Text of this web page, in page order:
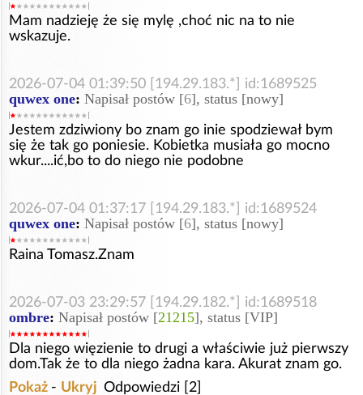
Mam nadzieję że się mylę ,choć nic na to nie
wskazuje.
2026-07-04 01:39:50 [194.29.183.*] id:1689525
quwex one: Napisał postów [6], status [nowy]
Jestem zdziwiony bo znam go inie spodziewał bym
się że tak go poniesie. Kobietka musiała go mocno
wkur....ić,bo to do niego nie podobne
2026-07-04 01:37:17 [194.29.183.*] id:1689524
quwex one: Napisał postów [6], status [nowy]
Raina Tomasz.Znam
2026-07-03 23:29:57 [194.29.182.*] id:1689518
ombre: Napisał postów [21215], status [VIP]
Dla niego więzienie to drugi a właściwie już pierwszy
dom.Tak że to dla niego żadna kara. Akurat znam go.
Pokaż - Ukryj Odpowiedzi [2]